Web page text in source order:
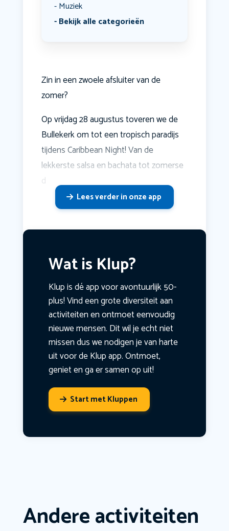
Muziek
Bekijk alle categorieën
Zin in een zwoele afsluiter van de
zomer?
Op vrijdag 28 augustus toveren we de
Bullekerk om tot een tropisch paradijs
tijdens Caribbean Night! Van de
lekkerste salsa en bachata tot zomerse
d
Lees verder in onze app
Wat is Klup?
Klup is dé app voor avontuurlijk 50-
plus! Vind een grote diversiteit aan
activiteiten en ontmoet eenvoudig
nieuwe mensen. Dit wil je echt niet
missen dus we nodigen je van harte
uit voor de Klup app. Ontmoet,
geniet en ga er samen op uit!
Start met Kluppen
Andere activiteiten